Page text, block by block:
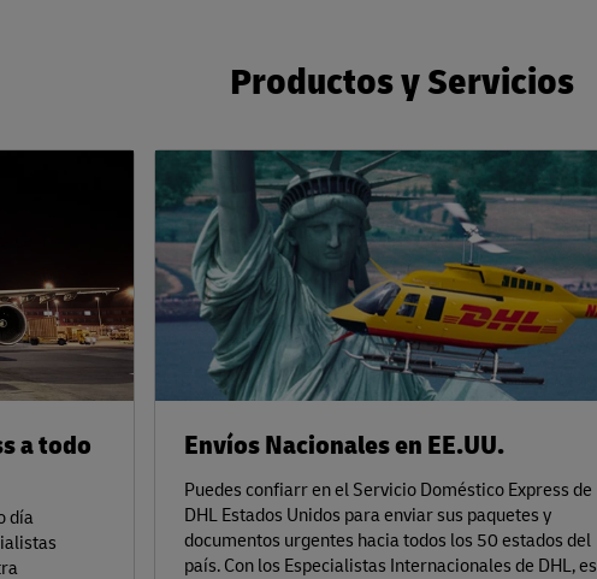
Productos y Servicios
a todo
día
Envíos Nacionales en EE.UU.
Puedes confiarr en el Servicio Doméstico Express de
DHL Estados Unidos para enviar sus paquetes y
documentos urgentes hacia todos los 50 estados del
país. Con los Especialistas Internacionales de DHL, es